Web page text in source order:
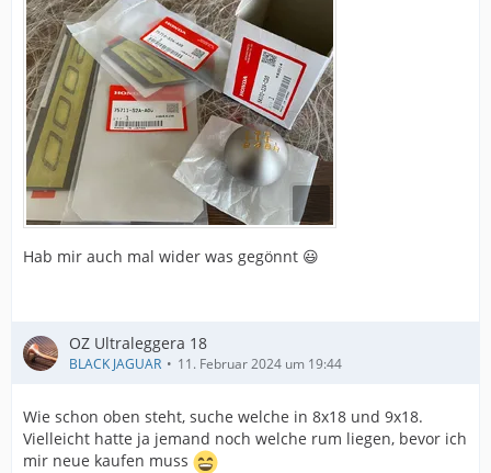
Hab mir auch mal wider was gegönnt 😃
OZ Ultraleggera 18
BLACK JAGUAR 11. Februar 2024 um 19:44
Wie schon oben steht, suche welche in 8x18 und 9x18.
Vielleicht hatte ja jemand noch welche rum liegen, bevor ich
mir neue kaufen muss